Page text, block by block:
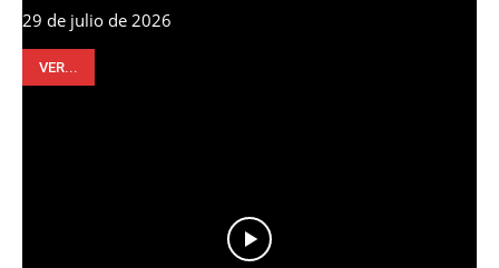
29 de julio de 2026
VER...